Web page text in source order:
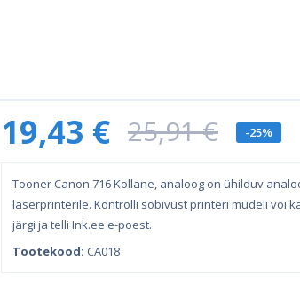
19,43 € 25,91 € -25%
Tooner Canon 716 Kollane, analoog on ühilduv
laserprinterile. Kontrolli sobivust printeri mudeli või
järgi ja telli Ink.ee e-poest.
Tootekood: CA018